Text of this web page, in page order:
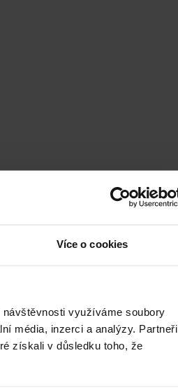
Více o cookies
využíváme soubory
média, inzerci a analýzy. Partneři
získali v důsledku toho, že